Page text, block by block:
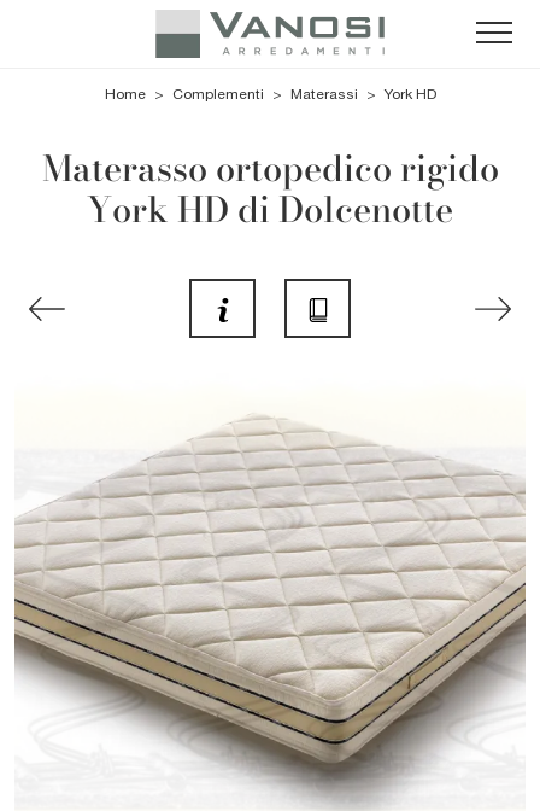
Home > Complementi > Materassi > York HD
Materasso ortopedico rigido
York HD di Dolcenotte